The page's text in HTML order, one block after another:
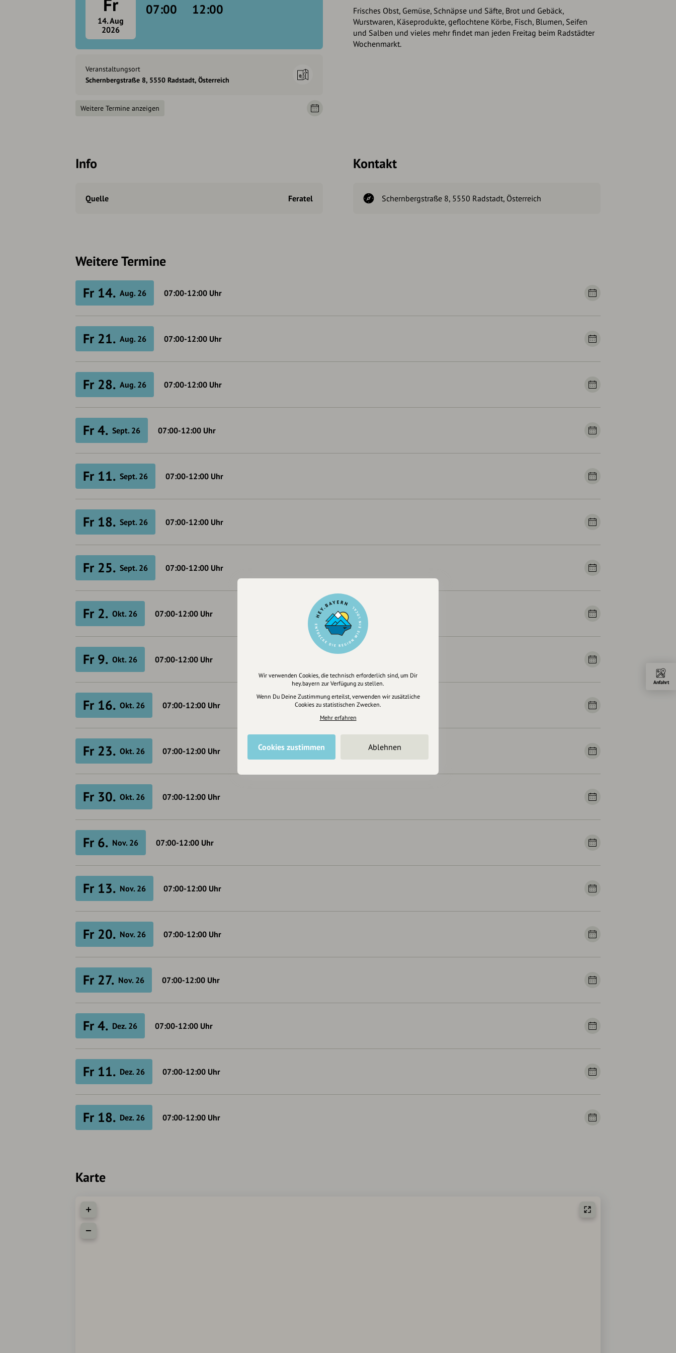
14. Aug
2026
07:00 12:00
Veranstaltungsort
Schernbergstraße 8, 5550 Radstadt, Österreich
Weitere Termine anzeigen
Frisches Obst, Gemüse, Schnäpse und Säfte, Brot und Gebäck,
Wurstwaren, Käseprodukte, geflochtene Körbe, Fisch, Blumen, Seifen
und Salben und vieles mehr findet man jeden Freitag beim Radstädter
Wochenmarkt.
Info
Quelle Feratel
Kontakt
Schernbergstraße 8, 5550 Radstadt, Österreich
Weitere Termine
Fr 14. Aug. 26 07:00-12:00 Uhr
Fr 21. Aug. 26 07:00-12:00 Uhr
Fr 28. Aug. 26 07:00-12:00 Uhr
Fr 4. Sept. 26 07:00-12:00 Uhr
Fr 11. Sept. 26 07:00-12:00 Uhr
Fr 18. Sept. 26 07:00-12:00 Uhr
Fr 25. Sept. 26 07:00-12:00 Uhr
Fr 2. Okt. 26 07:00-12:00 Uhr
Fr 9. Okt. 26 07:00-12:00 Uhr
Fr 16. Okt. 26 07:00-12:00 Uhr
Fr 23. Okt. 26 07:00-12:00 Uhr
Fr 30. Okt. 26 07:00-12:00 Uhr
Fr 6. Nov. 26 07:00-12:00 Uhr
Fr 13. Nov. 26 07:00-12:00 Uhr
Fr 20. Nov. 26 07:00-12:00 Uhr
Fr 27. Nov. 26 07:00-12:00 Uhr
Fr 4. Dez. 26 07:00-12:00 Uhr
Fr 11. Dez. 26 07:00-12:00 Uhr
Fr 18. Dez. 26 07:00-12:00 Uhr
Karte
Anfahrt
Wir verwenden Cookies, die technisch erforderlich sind, um Dir
hey.bayern zur Verfügung zu stellen.
Wenn Du Deine Zustimmung erteilst, verwenden wir zusätzliche
Cookies zu statistischen Zwecken.
Mehr erfahren
Cookies zustimmen Ablehnen